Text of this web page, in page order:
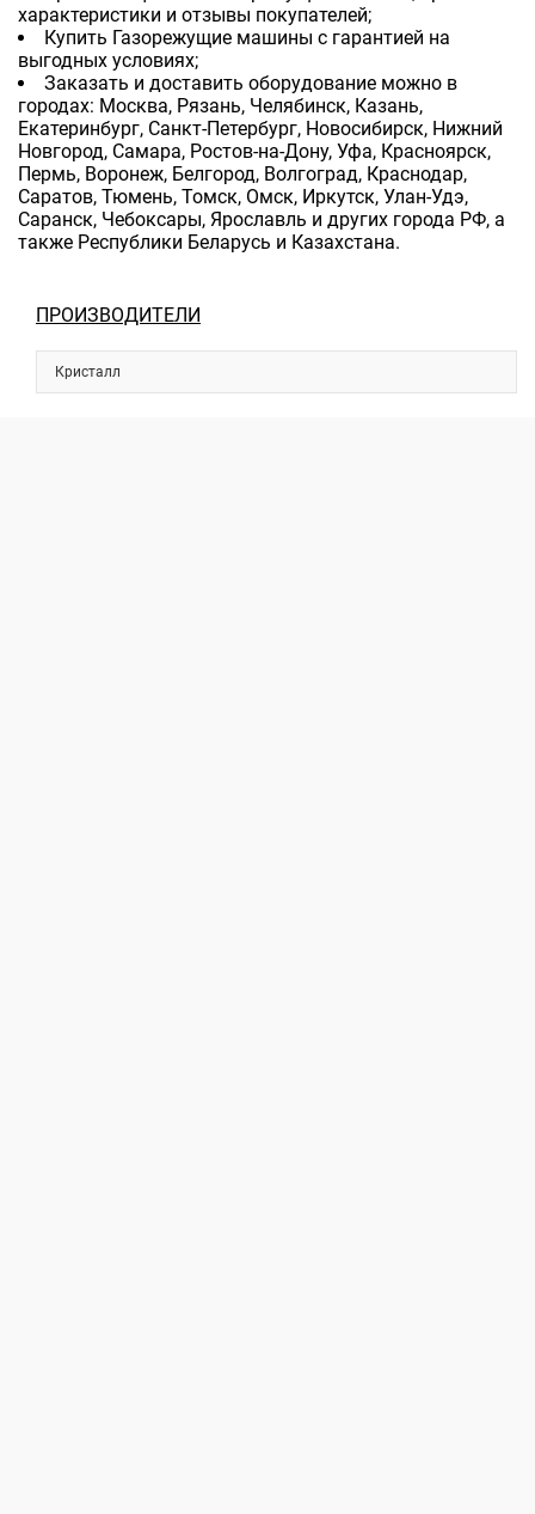
ПРОИЗВОДИТЕЛИ
Кристалл
характеристики и отзывы покупателей;
Купить Газорежущие машины с гарантией на
выгодных условиях;
Заказать и доставить оборудование можно в
городах: Москва, Рязань, Челябинск, Казань,
Екатеринбург, Санкт-Петербург, Новосибирск, Нижний
Новгород, Самара, Ростов-на-Дону, Уфа, Красноярск,
Пермь, Воронеж, Белгород, Волгоград, Краснодар,
Саратов, Тюмень, Томск, Омск, Иркутск, Улан-Удэ,
Саранск, Чебоксары, Ярославль и других города РФ, а
также Республики Беларусь и Казахстана.